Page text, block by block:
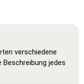
verschiedene
jedes